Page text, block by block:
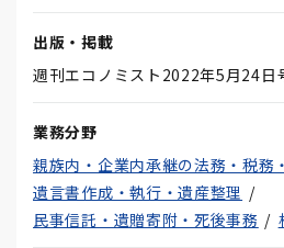
出版・掲載
週刊エコノミスト2022年5月24日
業務分野
親族内・企業内承継の法務・税務
遺言書作成・執行・遺産整理
民事信託・遺贈寄附・死後事務